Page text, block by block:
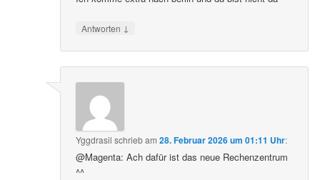
Antworten ↓
Yggdrasil schriebam28. Februar 2026 um 01:11 Uhr:
@Magenta: Ach dafür ist das neue Rechenzentrum
^^